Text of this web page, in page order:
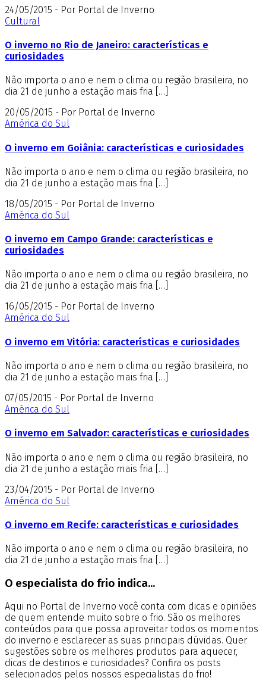
24/05/2015 - Por Portal de Inverno
Cultural
O inverno no Rio de Janeiro: características e
curiosidades
Não importa o ano e nem o clima ou região brasileira, no
dia 21 de junho a estação mais fria […]
20/05/2015 - Por Portal de Inverno
América do Sul
O inverno em Goiânia: características e curiosidades
Não importa o ano e nem o clima ou região brasileira, no
dia 21 de junho a estação mais fria […]
18/05/2015 - Por Portal de Inverno
América do Sul
O inverno em Campo Grande: características e
curiosidades
Não importa o ano e nem o clima ou região brasileira, no
dia 21 de junho a estação mais fria […]
16/05/2015 - Por Portal de Inverno
América do Sul
O inverno em Vitória: características e curiosidades
Não importa o ano e nem o clima ou região brasileira, no
dia 21 de junho a estação mais fria […]
07/05/2015 - Por Portal de Inverno
América do Sul
O inverno em Salvador: características e curiosidades
Não importa o ano e nem o clima ou região brasileira, no
dia 21 de junho a estação mais fria […]
23/04/2015 - Por Portal de Inverno
América do Sul
O inverno em Recife: características e curiosidades
Não importa o ano e nem o clima ou região brasileira, no
dia 21 de junho a estação mais fria […]
O especialista do frio indica...
Aqui no Portal de Inverno você conta com dicas e opiniões
de quem entende muito sobre o frio. São os melhores
conteúdos para que possa aproveitar todos os momentos
do inverno e esclarecer as suas principais dúvidas. Quer
sugestões sobre os melhores produtos para aquecer,
dicas de destinos e curiosidades? Confira os posts
selecionados pelos nossos especialistas do frio!